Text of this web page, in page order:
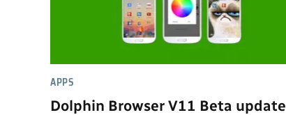
APPS
Dolphin Browser V11 Beta update